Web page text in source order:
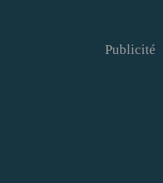
Publicité